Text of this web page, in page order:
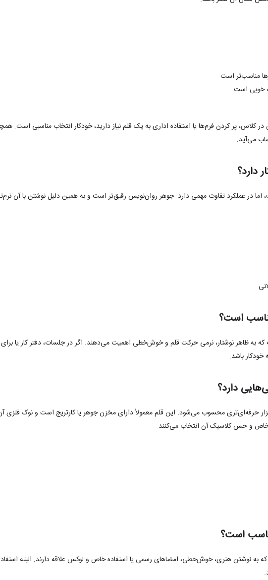
مناسب‌تر است
خوبی است
در کلاس، پر کردن فرم‌ها یا استفاده اداری به یک قلم نیاز دارید، خودکار انتخاب مناسبی
می‌آید.
دارد؟
اما در عملکرد تفاوت مهمی دارد. جوهر روان‌نویس رقیق‌تر است و به همین دلیل نوشتن با آن
است؟
به ظاهر نوشتار، نرمی حرکت قلم و خوش‌خطی اهمیت می‌دهند. اگر در جلسات، دفتر کار یا برای
باشد.
دارد؟
حرفه‌ای‌تری محسوب می‌شود. این قلم معمولاً دارای مخزن جوهر یا کارتریج است و نوک فلزی
خاص و حس کلاسیک آن انتخاب می‌کنند.
است؟
نوشتن هنری، خوش‌خطی، امضاهای رسمی یا استفاده خاص و لوکس علاقه دارند. البته